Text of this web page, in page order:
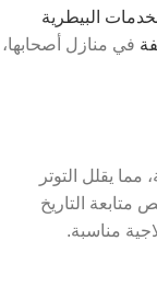
البيطرية
في منازل أصحابها،
يقلل التوتر
التاريخ
مناسبة.